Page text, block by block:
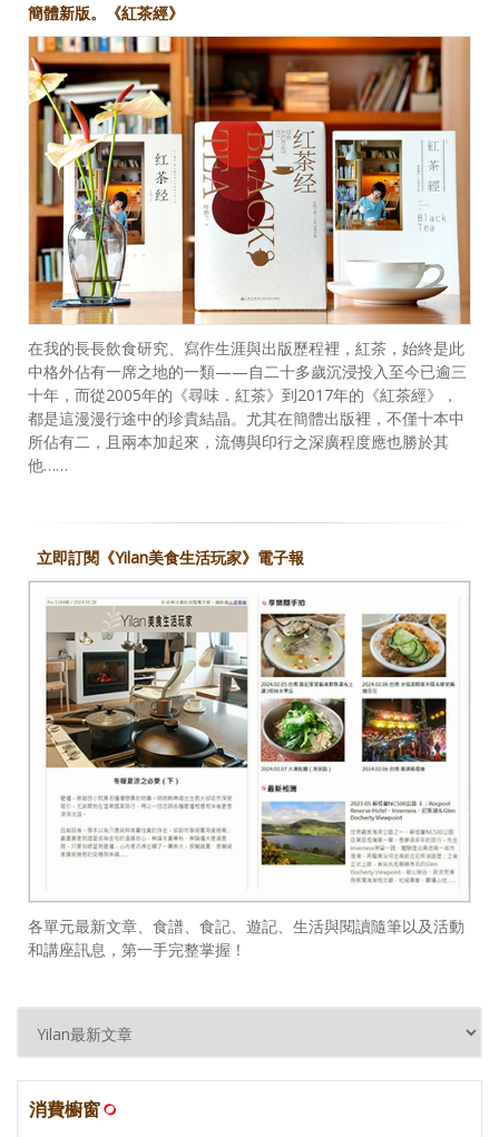
簡體新版。《紅茶經》
在我的長長飲食研究、寫作生涯與出版歷程裡，紅茶，始終是此
中格外佔有一席之地的一類——自二十多歲沉浸投入至今已逾三
十年，而從2005年的《尋味．紅茶》到2017年的《紅茶經》，
都是這漫漫行途中的珍貴結晶。尤其在簡體出版裡，不僅十本中
所佔有二，且兩本加起來，流傳與印行之深廣程度應也勝於其
他……
立即訂閱《Yilan美食生活玩家》電子報
各單元最新文章、食譜、食記、遊記、生活與閱讀隨筆以及活動
和講座訊息，第一手完整掌握！
消費櫥窗